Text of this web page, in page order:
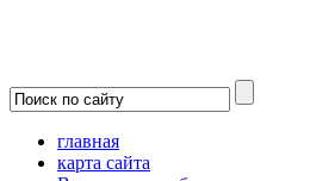
главная
карта сайта